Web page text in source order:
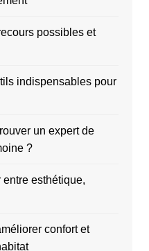
possibles et
indispensables pour
un expert de
?
entre esthétique,
confort et